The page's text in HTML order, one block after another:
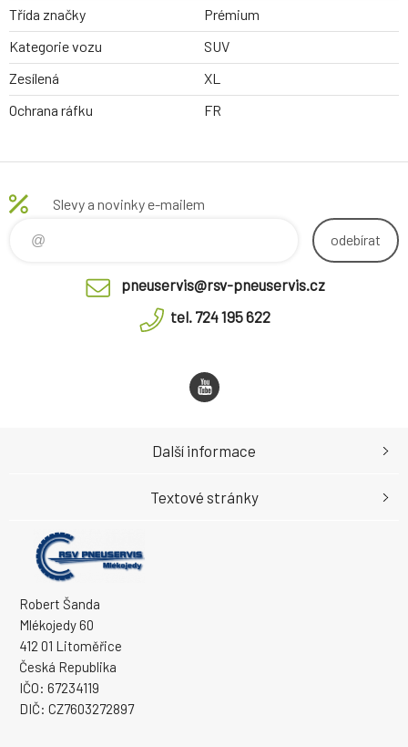
Třída značky
Prémium
Kategorie vozu
SUV
Zesílená
XL
Ochrana ráfku
FR
Slevy a novinky e-mailem
odebírat
pneuservis@rsv-pneuservis.cz
tel. 724 195 622
Robert Šanda
Mlékojedy 60
412 01 Litoměřice
Česká Republika
IČO: 67234119
DIČ: CZ7603272897
Další informace
Textové stránky